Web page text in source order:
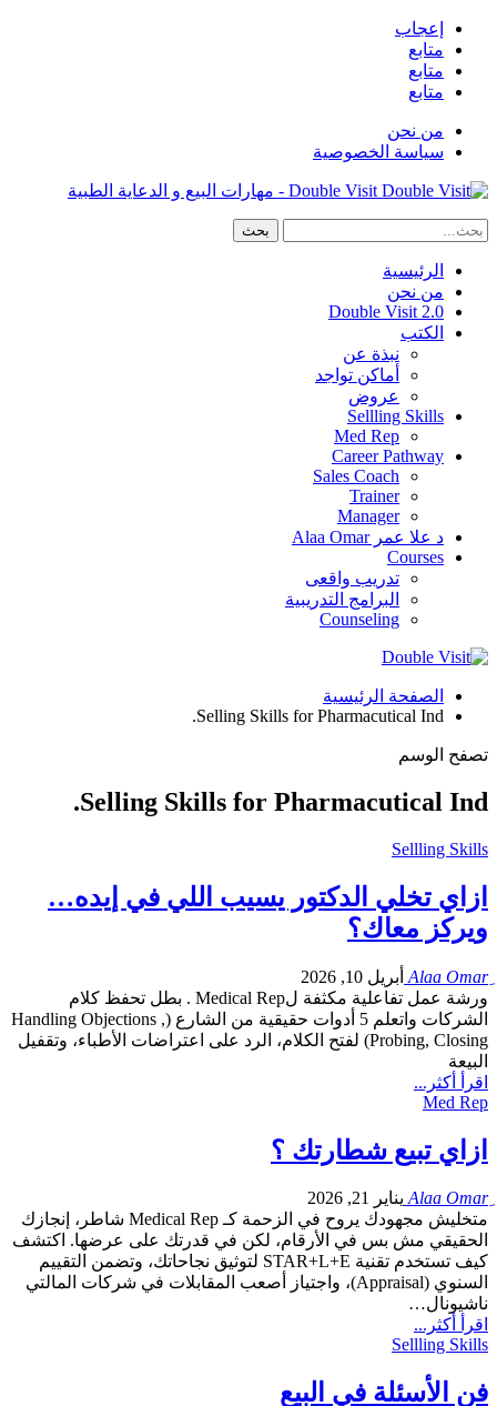
إعجاب
متابع
متابع
متابع
من نحن
سياسة الخصوصية
Double Visit - مهارات البيع و الدعاية الطبية
الرئيسية
من نحن
Double Visit 2.0
الكتب
نبذة عن
أماكن تواجد
عروض
Sellling Skills
Med Rep
Career Pathway
Sales Coach
Trainer
Manager
د علا عمر Alaa Omar
Courses
تدريب واقعى
البرامج التدريبية
Counseling
الصفحة الرئيسية
Selling Skills for Pharmacutical Ind.
تصفح الوسم
Selling Skills for Pharmacutical Ind.
Sellling Skills
ازاي تخلي الدكتور يسيب اللي في إيده…
ويركز معاك؟
أبريل 10, 2026
ورشة عمل تفاعلية مكثفة لMedical Rep . بطل تحفظ كلام
الشركات واتعلم 5 أدوات حقيقية من الشارع (Handling Objections ,
Probing, Closing) لفتح الكلام، الرد على اعتراضات الأطباء، وتقفيل
البيعة
اقرأ أكثر...
Med Rep
ازاي تبيع شطارتك ؟
يناير 21, 2026
متخليش مجهودك يروح في الزحمة كـ Medical Rep شاطر، إنجازك
الحقيقي مش بس في الأرقام، لكن في قدرتك على عرضها. اكتشف
كيف تستخدم تقنية STAR+L+E لتوثيق نجاحاتك، وتضمن التقييم
السنوي (Appraisal)، واجتياز أصعب المقابلات في شركات المالتي
ناشيونال…
اقرأ أكثر...
Sellling Skills
فن الأسئلة في البيع